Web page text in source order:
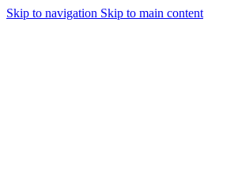
Skip to navigation Skip to main content